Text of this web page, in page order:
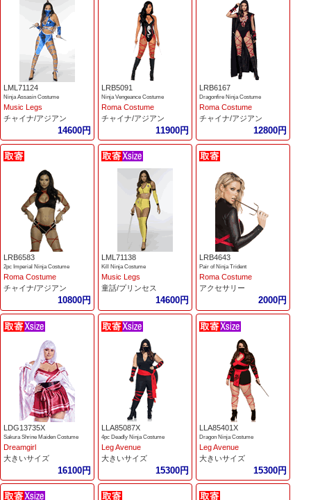
LML71124
Ninja Assasin Costume
Music Legs
チャイナ/アジアン
14600円
LRB5091
Ninja Vengeance Costume
Roma Costume
チャイナ/アジアン
11900円
LRB6167
Dragonfire Ninja Costume
Roma Costume
チャイナ/アジアン
12800円
LRB6583
2pc Imperial Ninja Costume
Roma Costume
チャイナ/アジアン
10800円
LML71138
Kill Ninja Costume
Music Legs
童話/プリンセス
14600円
LRB4643
Pair of Ninja Trident
Roma Costume
アクセサリー
2000円
LDG13735X
Sakura Shrine Maiden Costume
Dreamgirl
大きいサイズ
16100円
LLA85087X
4pc Deadly Ninja Costume
Leg Avenue
大きいサイズ
15300円
LLA85401X
Dragon Ninja Costume
Leg Avenue
大きいサイズ
15300円